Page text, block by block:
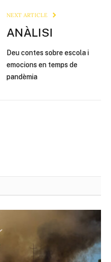
NEXT ARTICLE
ANÀLISI
Deu contes sobre escola i
emocions en temps de
pandèmia